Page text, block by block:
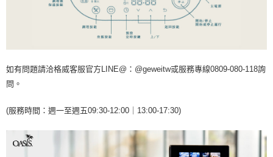
如有問題請洽格威客服官方LINE@：@geweitw或服務專線0809-080-118詢
問。
(服務時間：週一至週五09:30-12:00｜13:00-17:30)